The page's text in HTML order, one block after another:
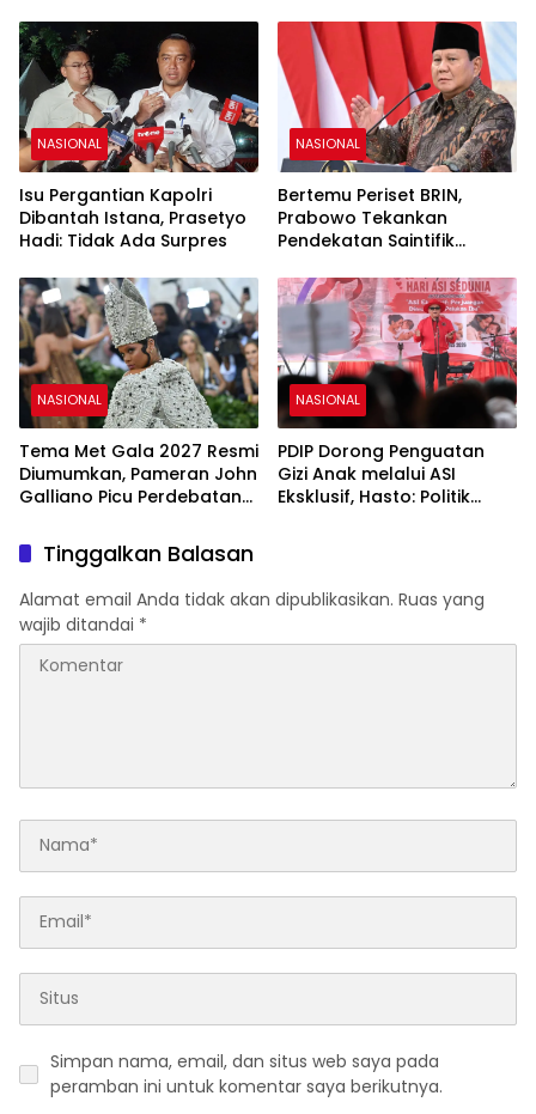
NASIONAL
Isu Pergantian Kapolri
Dibantah Istana, Prasetyo
Hadi: Tidak Ada Surpres
NASIONAL
Bertemu Periset BRIN,
Prabowo Tekankan
Pendekatan Saintifik
Bangsa
NASIONAL
Tema Met Gala 2027 Resmi
Diumumkan, Pameran John
Galliano Picu Perdebatan
NASIONAL
PDIP Dorong Penguatan
Gizi Anak melalui ASI
Eksklusif, Hasto: Politik
Tinggalkan Balasan
Alamat email Anda tidak akan dipublikasikan. Ruas yang
wajib ditandai *
Simpan nama, email, dan situs web saya pada
peramban ini untuk komentar saya berikutnya.